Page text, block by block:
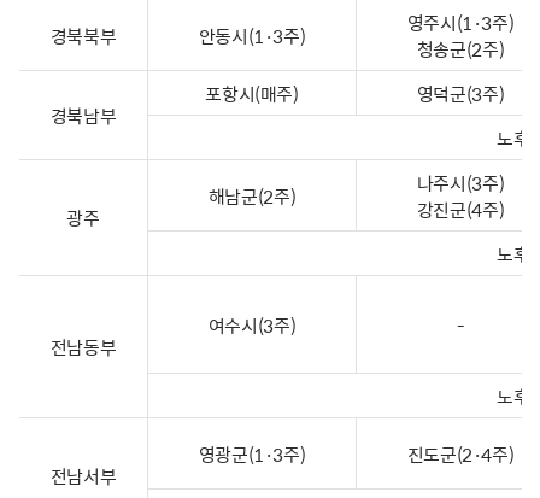
경북북부 안동시(1·3주)
영주시(1·3주)
청송군(2주)
경북남부
포항시(매주)
영덕군(3주)
노후
광주
해남군(2주)
나주시(3주)
강진군(4주)
노후
전남동부
여수시(3주) -
노후
전남서부
영광군(1·3주) 진도군(2·4주)